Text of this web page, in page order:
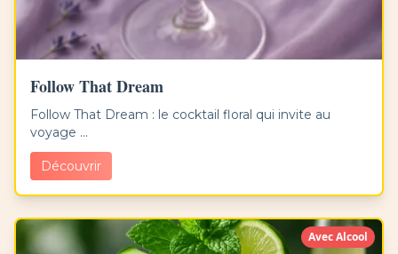
Follow That Dream
Follow That Dream : le cocktail floral qui invite au
voyage ...
Découvrir
Avec Alcool